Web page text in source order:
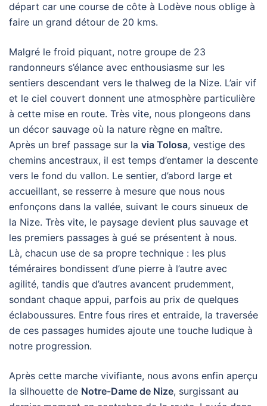
départ car une course de côte à Lodève nous oblige à
faire un grand détour de 20 kms.
Malgré le froid piquant, notre groupe de 23
randonneurs s’élance avec enthousiasme sur les
sentiers descendant vers le thalweg de la Nize. L’air vif
et le ciel couvert donnent une atmosphère particulière
à cette mise en route. Très vite, nous plongeons dans
un décor sauvage où la nature règne en maître.
Après un bref passage sur la via Tolosa, vestige des
chemins ancestraux, il est temps d’entamer la descente
vers le fond du vallon. Le sentier, d’abord large et
accueillant, se resserre à mesure que nous nous
enfonçons dans la vallée, suivant le cours sinueux de
la Nize. Très vite, le paysage devient plus sauvage et
les premiers passages à gué se présentent à nous.
Là, chacun use de sa propre technique : les plus
téméraires bondissent d’une pierre à l’autre avec
agilité, tandis que d’autres avancent prudemment,
sondant chaque appui, parfois au prix de quelques
éclaboussures. Entre fous rires et entraide, la traversée
de ces passages humides ajoute une touche ludique à
notre progression.
Après cette marche vivifiante, nous avons enfin aperçu
la silhouette de Notre-Dame de Nize, surgissant au